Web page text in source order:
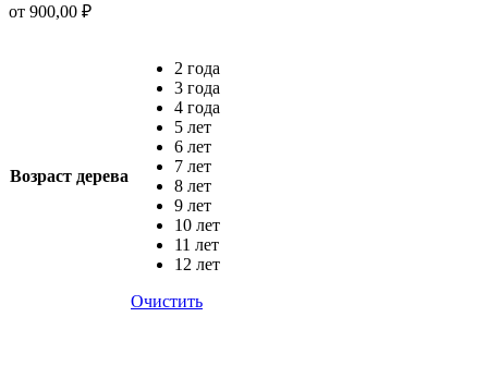
от 900,00 ₽
Возраст дерева
2 года
3 года
4 года
5 лет
6 лет
7 лет
8 лет
9 лет
10 лет
11 лет
12 лет
Очистить